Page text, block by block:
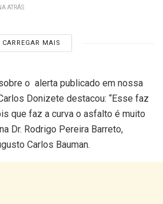
ATRÁS
CARREGAR MAIS
o alerta publicado em nossa
Donizete destacou: “Esse faz
que faz a curva o asfalto é muito
Dr. Rodrigo Pereira Barreto,
Carlos Bauman.